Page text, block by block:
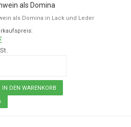
als Domina
als Domina in Lack und Leder